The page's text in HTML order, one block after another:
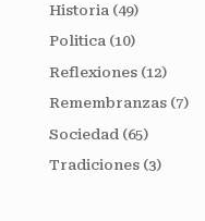
Historia (49)
Politica(10)
Reflexiones(12)
Remembranzas(7)
Sociedad (65)
Tradiciones(3)